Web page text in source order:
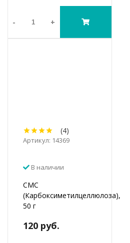
- +
(4)
Артикул: 14369
В наличии
СМС
(Карбоксиметилцеллюлоза),
50 г
120 руб.